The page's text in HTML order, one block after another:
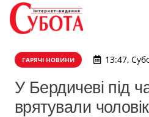
ГАРЯЧІ НОВИНИ 13:47,
У Бердичеві під
врятували